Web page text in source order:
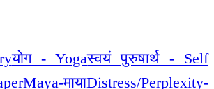
योग - Yogaस्वयं पुरुषार्थ - Self
Maya-मायाDistress/Perplexity-